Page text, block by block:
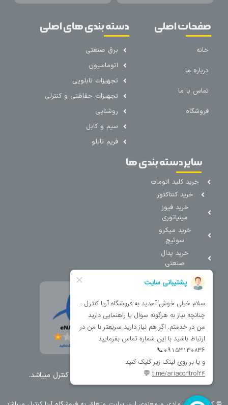
صفحات اصلی
خانه
درباره ما
تماس با ما
فروشگاه
دسته بندی های اصلی
برق صنعتی
اتوماسیون
تجهیزات تابلویی
تجهیزات حفاظتی و کنترلی
روشنایی
سیم و کابل
فریم تابلو
سایر دسته بندی ها
خرید کلید اتومات
خرید کنتاکتور
خرید فیوز
مینیاتوری
خرید میکرو
سوئیچ
خرید پدال
صنعتی
تمامی حقوق مطالب و سایت نزد شرکت اریا کنترل میباشد.